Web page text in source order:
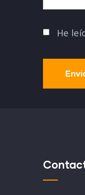
Política
He